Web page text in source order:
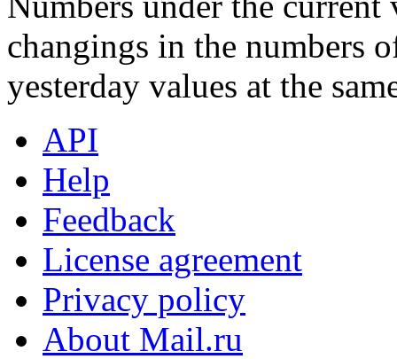
changings in the numbers
yesterday values at the
API
Help
Feedback
License agreement
Privacy policy
About Mail.ru